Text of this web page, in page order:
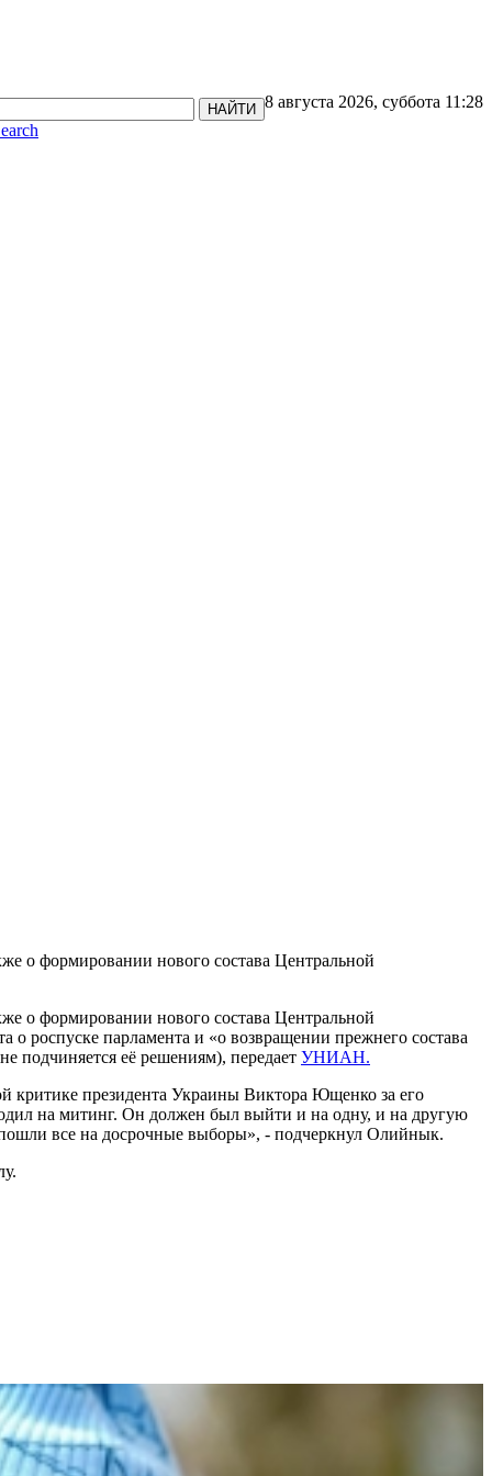
8 августа 2026, суббота 11:28
НАЙТИ
о формировании нового состава Центральной
о формировании нового состава Центральной
о роспуске парламента и «о возвращении прежнего состава
подчиняется её решениям), передает УНИАН.
критике президента Украины Виктора Ющенко за его
на митинг. Он должен был выйти и на одну, и на другую
все на досрочные выборы», - подчеркнул Олийнык.